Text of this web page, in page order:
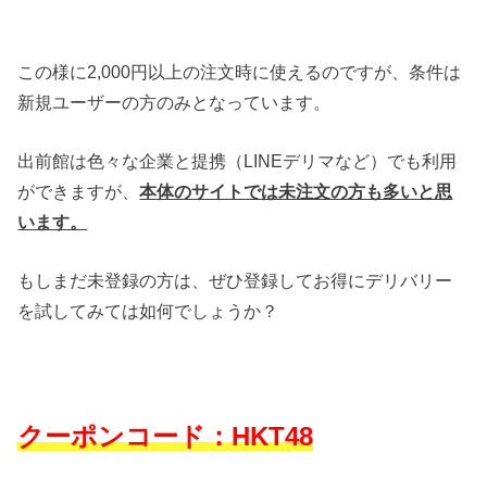
この様に2,000円以上の注文時に使えるのですが、条件は
新規ユーザーの方のみとなっています。
出前館は色々な企業と提携（LINEデリマなど）でも利用
ができますが、本体のサイトでは未注文の方も多いと思
います。
もしまだ未登録の方は、ぜひ登録してお得にデリバリー
を試してみては如何でしょうか？
クーポンコード：HKT48